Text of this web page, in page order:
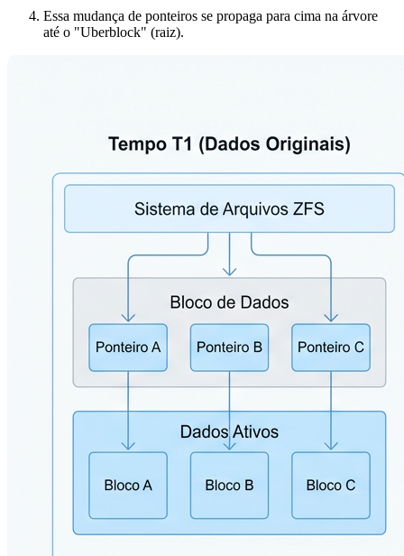
Essa mudança de ponteiros se propaga para cima na árvore
até o "Uberblock" (raiz).